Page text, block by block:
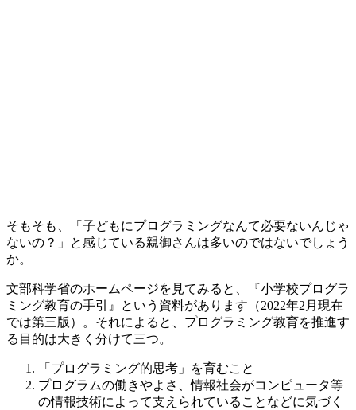
そもそも、「子どもにプログラミングなんて必要ないんじゃ
ないの？」と感じている親御さんは多いのではないでしょう
か。
文部科学省のホームページを見てみると、『小学校プログラ
ミング教育の手引』という資料があります（2022年2月現在
では第三版）。それによると、プログラミング教育を推進す
る目的は大きく分けて三つ。
「プログラミング的思考」を育むこと
プログラムの働きやよさ、情報社会がコンピュータ等
の情報技術によって支えられていることなどに気づく